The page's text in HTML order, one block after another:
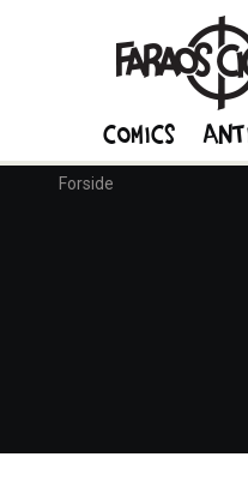
Forside
Comics